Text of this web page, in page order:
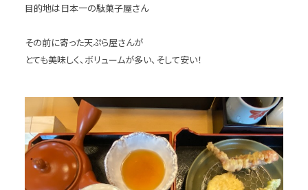
目的地は日本一の駄菓子屋さん
その前に寄った天ぷら屋さんが
とても美味しく、ボリュームが多い、そして安い！